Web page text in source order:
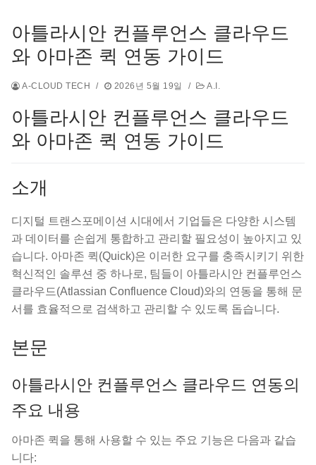
아틀라시안 컨플루언스 클라우드
와 아마존 퀵 연동 가이드
A-CLOUD TECH / 2026년 5월 19일 / A.I.
아틀라시안 컨플루언스 클라우드
와 아마존 퀵 연동 가이드
소개
디지털 트랜스포메이션 시대에서 기업들은 다양한 시스템
과 데이터를 손쉽게 통합하고 관리할 필요성이 높아지고 있
습니다. 아마존 퀵(Quick)은 이러한 요구를 충족시키기 위한
혁신적인 솔루션 중 하나로, 팀들이 아틀라시안 컨플루언스
클라우드(Atlassian Confluence Cloud)와의 연동을 통해 문
서를 효율적으로 검색하고 관리할 수 있도록 돕습니다.
본문
아틀라시안 컨플루언스 클라우드 연동의
주요 내용
아마존 퀵을 통해 사용할 수 있는 주요 기능은 다음과 같습
니다: